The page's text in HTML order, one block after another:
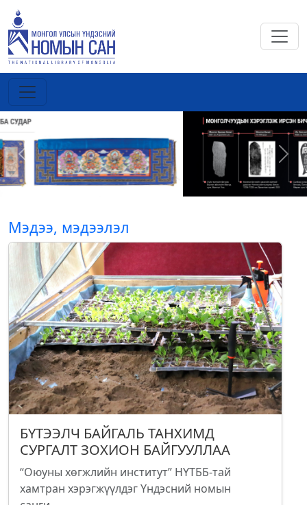
Previous Next
Мэдээ, мэдээлэл
БҮТЭЭЛЧ БАЙГАЛЬ ТАНХИМД
СУРГАЛТ ЗОХИОН БАЙГУУЛЛАА
“Оюуны хөгжлийн институт” НҮТББ-тай
хамтран хэрэгжүүлдэг Үндэсний номын